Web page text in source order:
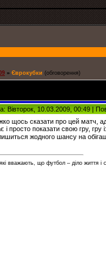
» Єврокубки (обговорення)
Вівторок, 10.03.2009, 00:49 |
щось сказати про цей матч,
і просто показати свою гру,
жодного шансу на
вважають, що футбол – діло життя